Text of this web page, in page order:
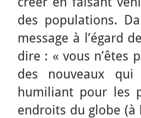
des populations.
message à l’égard
dire : « vous n’êtes
des nouveaux
humiliant pour les
endroits du globe (à